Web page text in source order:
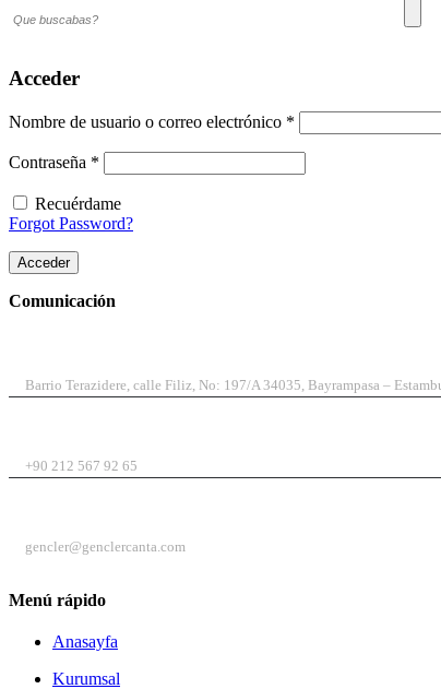
Acceder
Nombre de usuario o correo electrónico *
Contraseña *
Recuérdame
Forgot Password?
Acceder
Comunicación
Barrio Terazidere, calle Filiz, No: 197/A 34035, Bayrampasa –
+90 212 567 92 65
gencler@genclercanta.com
Menú rápido
Anasayfa
Kurumsal